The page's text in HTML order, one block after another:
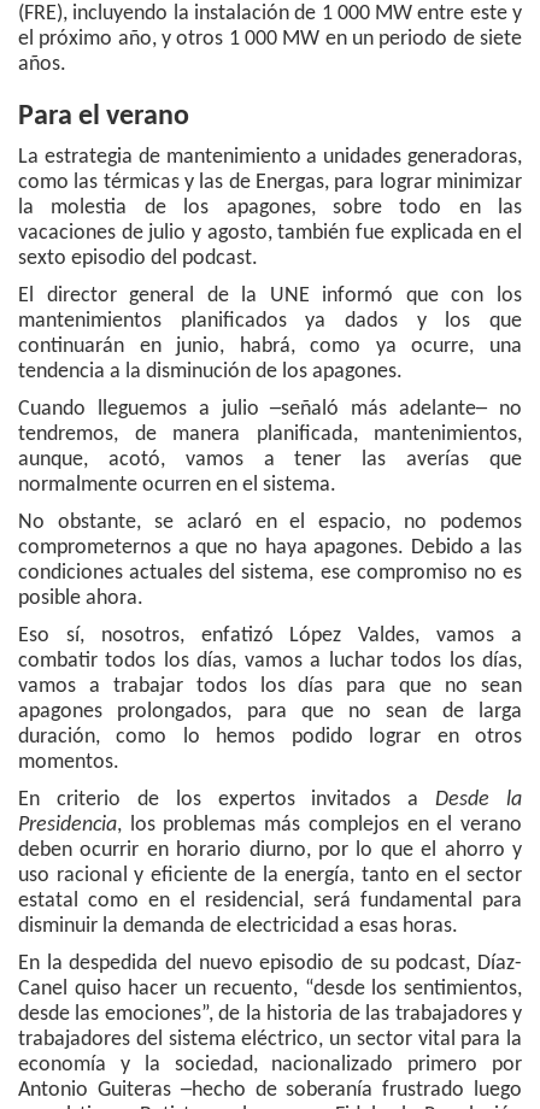
(FRE), incluyendo la instalación de 1 000 MW entre este y
el próximo año, y otros 1 000 MW en un periodo de siete
años.
Para el verano
La estrategia de mantenimiento a unidades generadoras,
como las térmicas y las de Energas, para lograr minimizar
la molestia de los apagones, sobre todo en las
vacaciones de julio y agosto, también fue explicada en el
sexto episodio del podcast.
El director general de la UNE informó que con los
mantenimientos planificados ya dados y los que
continuarán en junio, habrá, como ya ocurre, una
tendencia a la disminución de los apagones.
Cuando lleguemos a julio ─señaló más adelante─ no
tendremos, de manera planificada, mantenimientos,
aunque, acotó, vamos a tener las averías que
normalmente ocurren en el sistema.
No obstante, se aclaró en el espacio, no podemos
comprometernos a que no haya apagones. Debido a las
condiciones actuales del sistema, ese compromiso no es
posible ahora.
Eso sí, nosotros, enfatizó López Valdes, vamos a
combatir todos los días, vamos a luchar todos los días,
vamos a trabajar todos los días para que no sean
apagones prolongados, para que no sean de larga
duración, como lo hemos podido lograr en otros
momentos.
En criterio de los expertos invitados aDesde la
Presidencia, los problemas más complejos en el verano
deben ocurrir en horario diurno, por lo que el ahorro y
uso racional y eficiente de la energía, tanto en el sector
estatal como en el residencial, será fundamental para
disminuir la demanda de electricidad a esas horas.
En la despedida del nuevo episodio de su podcast, Díaz-
Canel quiso hacer un recuento, “desde los sentimientos,
desde las emociones”, de la historia de las trabajadores y
trabajadores del sistema eléctrico, un sector vital para la
economía y la sociedad, nacionalizado primero por
Antonio Guiteras ─hecho de soberanía frustrado luego